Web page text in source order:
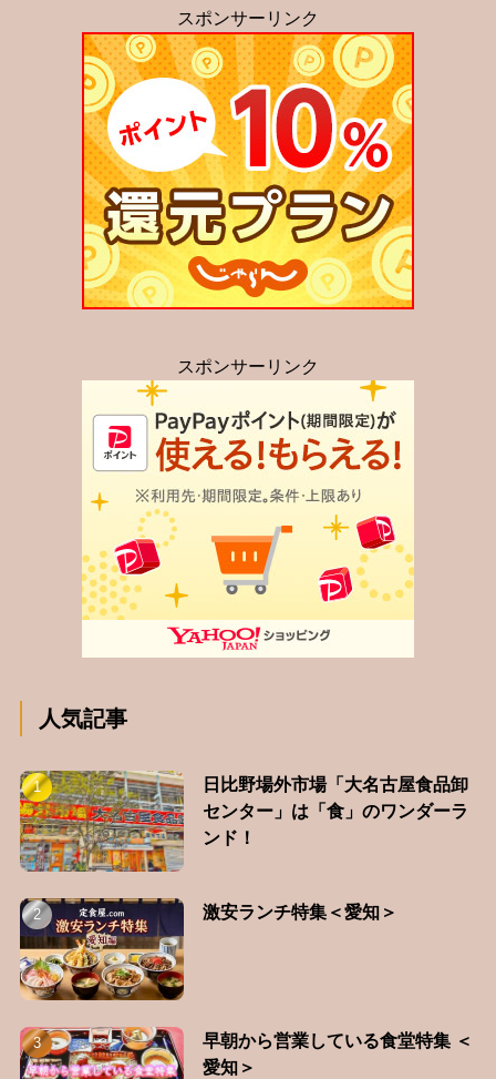
スポンサーリンク
スポンサーリンク
人気記事
日比野場外市場「大名古屋食品卸
センター」は「食」のワンダーラ
ンド！
激安ランチ特集＜愛知＞
早朝から営業している食堂特集 ＜
愛知＞